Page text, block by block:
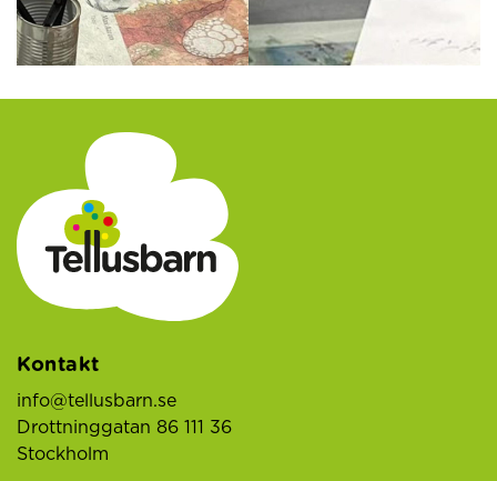
Kontakt
info@tellusbarn.se
Drottninggatan 86 111 36
Stockholm